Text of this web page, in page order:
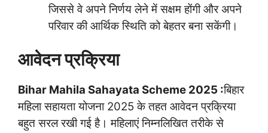
जिससे वे अपने निर्णय लेने में सक्षम होंगी और अपने
परिवार की आर्थिक स्थिति को बेहतर बना सकेंगी।
आवेदन प्रक्रिया
Bihar Mahila Sahayata Scheme 2025 :बिहार
महिला सहायता योजना 2025 के तहत आवेदन प्रक्रिया
बहुत सरल रखी गई है। महिलाएं निम्नलिखित तरीके से